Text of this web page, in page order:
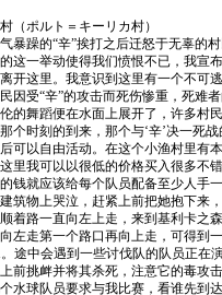
（ポルト＝キーリカ村）
躁的“辛”挨打之后迁怒于无辜的村
这一举动使得我们愤恨不已，我宣
开这里。我意识到这里有一个不可
因受“辛”的攻击而死伤惨重，死难
的舞蹈便在水面上展开了，许多村
个时刻的到来，那个与‘辛’决一死战
以自由活动。在这个小渔村里有本
里我可以以很低的价格买入很多不
钱就应该给每个队员配备至少人手
筑物上哭泣，赶紧上前把她抱下来
着路一直向左上走，来到基利卡之
左走第一个路口再向上走，可得到
途中会遇到一些讨伐队的队员正在
上前挑衅并将其杀死，注意它的毒攻
水球队员要求与我比赛，看谁先到